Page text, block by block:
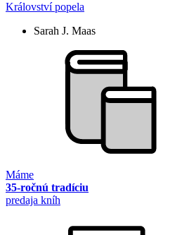
Království popela
Sarah J. Maas
Máme
35-ročnú tradíciu
predaja kníh